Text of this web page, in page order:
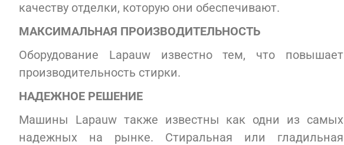
качеству отделки, которую они обеспечивают.
МАКСИМАЛЬНАЯ ПРОИЗВОДИТЕЛЬНОСТЬ
Оборудование Lapauw известно тем, что повышает
производительность стирки.
НАДЕЖНОЕ РЕШЕНИЕ
Машины Lapauw также известны как одни из самых
надежных на рынке. Стиральная или гладильная